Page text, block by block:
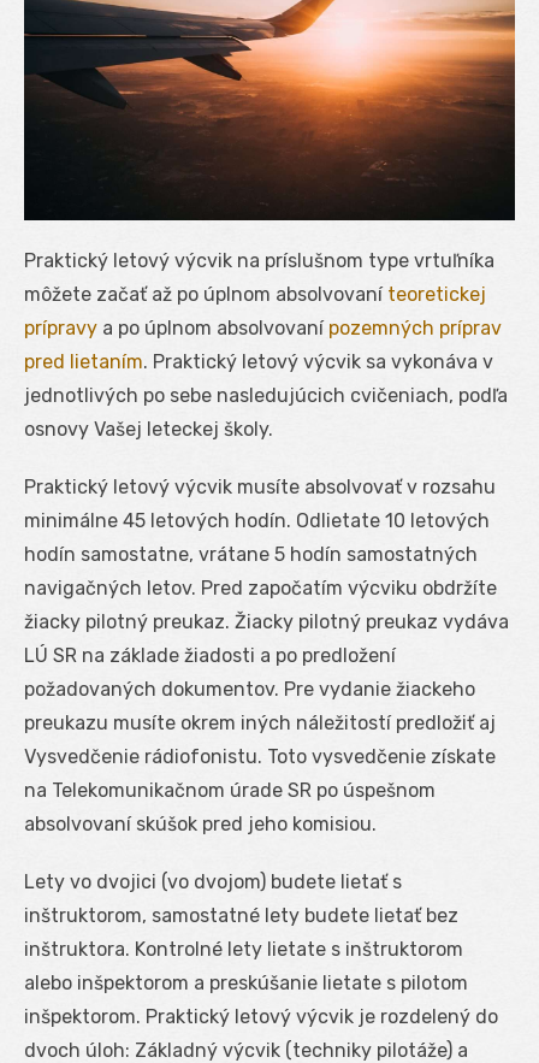
Praktický letový výcvik na príslušnom type vrtuľníka
môžete začať až po úplnom absolvovaní teoretickej
prípravy a po úplnom absolvovaní pozemných príprav
pred lietaním. Praktický letový výcvik sa vykonáva v
jednotlivých po sebe nasledujúcich cvičeniach, podľa
osnovy Vašej leteckej školy.
Praktický letový výcvik musíte absolvovať v rozsahu
minimálne 45 letových hodín. Odlietate 10 letových
hodín samostatne, vrátane 5 hodín samostatných
navigačných letov. Pred započatím výcviku obdržíte
žiacky pilotný preukaz. Žiacky pilotný preukaz vydáva
LÚ SR na základe žiadosti a po predložení
požadovaných dokumentov. Pre vydanie žiackeho
preukazu musíte okrem iných náležitostí predložiť aj
Vysvedčenie rádiofonistu. Toto vysvedčenie získate
na Telekomunikačnom úrade SR po úspešnom
absolvovaní skúšok pred jeho komisiou.
Lety vo dvojici (vo dvojom) budete lietať s
inštruktorom, samostatné lety budete lietať bez
inštruktora. Kontrolné lety lietate s inštruktorom
alebo inšpektorom a preskúšanie lietate s pilotom
inšpektorom. Praktický letový výcvik je rozdelený do
dvoch úloh: Základný výcvik (techniky pilotáže) a